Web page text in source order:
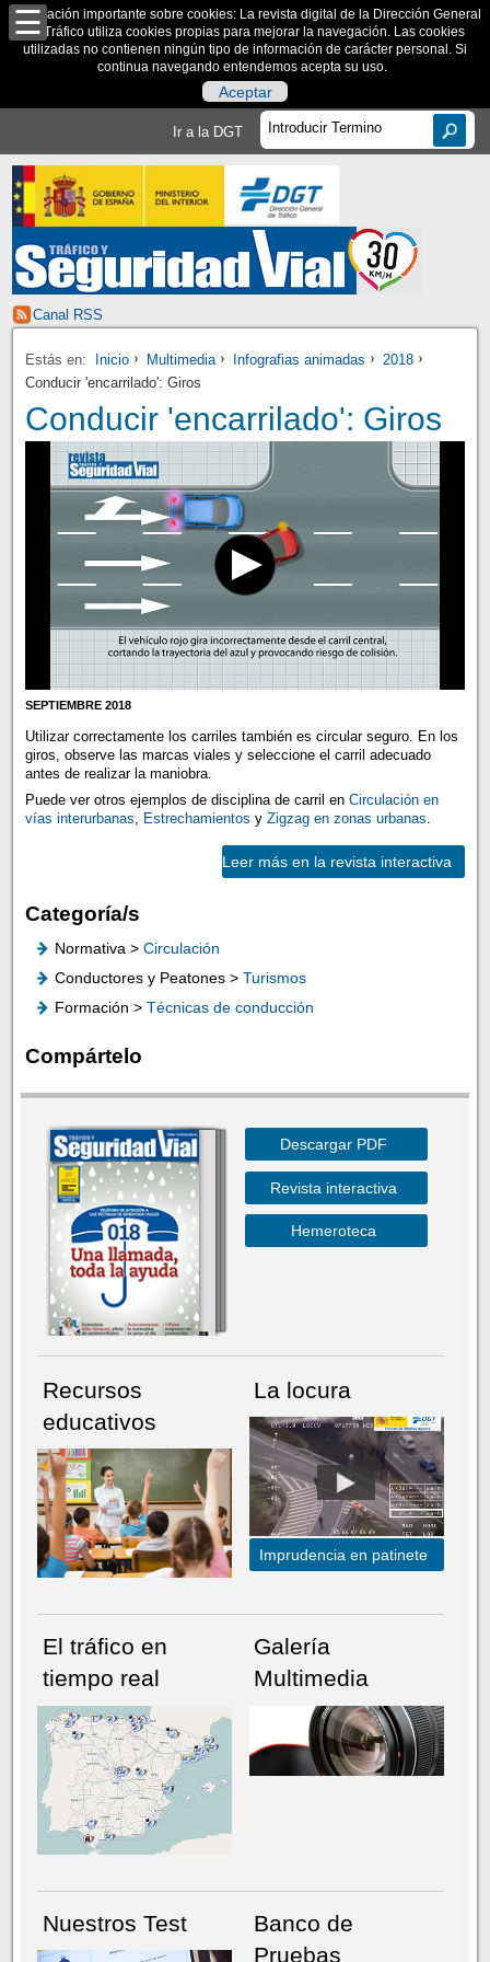
Información importante sobre cookies: La revista digital de la Dirección General
de Tráfico utiliza cookies propias para mejorar la navegación. Las cookies
utilizadas no contienen ningún tipo de información de carácter personal. Si
continua navegando entendemos acepta su uso.
Aceptar
Ir a la DGT
Canal RSS
Estás en: Inicio Multimedia Infografias animadas
2018
Conducir 'encarrilado': Giros
Conducir 'encarrilado': Giros
SEPTIEMBRE 2018
Utilizar correctamente los carriles también es circular seguro. En los
giros, observe las marcas viales y seleccione el carril adecuado
antes de realizar la maniobra.
Puede ver otros ejemplos de disciplina de carril en Circulación en
vías interurbanas
Estrechamientos y Zigzag en zonas urbanas
Leer más en la revista interactiva
Categoría/s
Normativa > Circulación
Conductores y Peatones > Turismos
Formación > Técnicas de conducción
Compártelo
NÚMERO ACTUALHEMEROTECA
Descargar PDF
Revista interactiva
Hemeroteca
Recursos
educativos
La locura
Imprudencia en patinete
El tráfico en
tiempo real
Galería
Multimedia
Nuestros Test
Banco de
Pruebas